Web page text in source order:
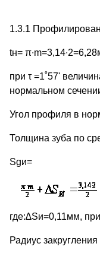
1.3.1
tн=
при τ =1˚57'
нормальном
Угол профиля в
Толщина зуба по
Sgи=
где:∆Sи=0,11мм,
Радиус